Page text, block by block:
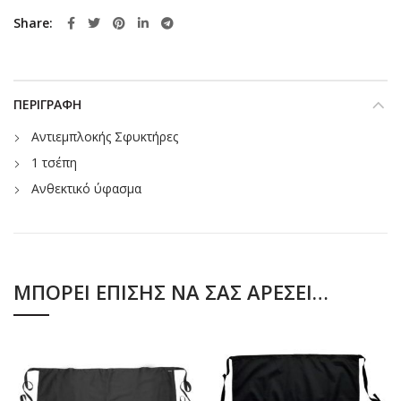
Share
ΠΕΡΙΓΡΑΦΉ
Αντιεμπλοκής Σφυκτήρες
1 τσέπη
Ανθεκτικό ύφασμα
ΜΠΟΡΕΊ ΕΠΊΣΗΣ ΝΑ ΣΑΣ ΑΡΈΣΕΙ…